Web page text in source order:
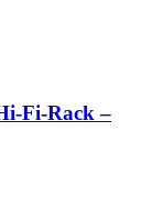
Fi-Rack –